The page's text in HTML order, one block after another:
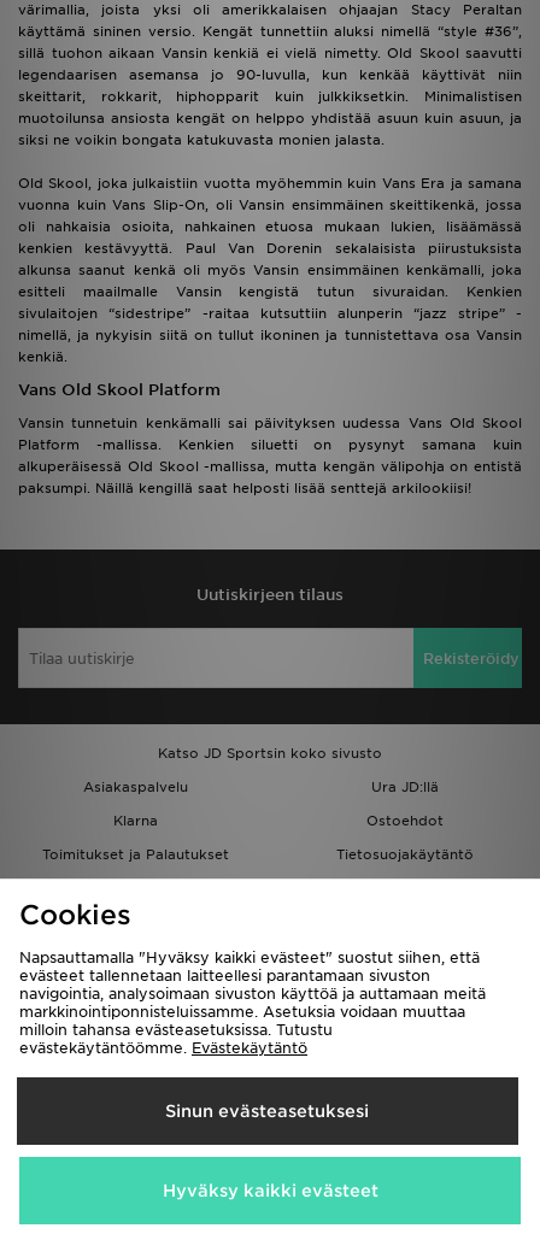
värimallia, joista yksi oli amerikkalaisen ohjaajan Stacy Peraltan
käyttämä sininen versio. Kengät tunnettiin aluksi nimellä “style #36”,
sillä tuohon aikaan Vansin kenkiä ei vielä nimetty. Old Skool saavutti
legendaarisen asemansa jo 90-luvulla, kun kenkää käyttivät niin
skeittarit, rokkarit, hiphopparit kuin julkkiksetkin. Minimalistisen
muotoilunsa ansiosta kengät on helppo yhdistää asuun kuin asuun, ja
siksi ne voikin bongata katukuvasta monien jalasta.
Old Skool, joka julkaistiin vuotta myöhemmin kuin Vans Era ja samana
vuonna kuinVans Slip-On, oli Vansin ensimmäinen skeittikenkä, jossa
oli nahkaisia osioita, nahkainen etuosa mukaan lukien, lisäämässä
kenkien kestävyyttä. Paul Van Dorenin sekalaisista piirustuksista
alkunsa saanut kenkä oli myös Vansin ensimmäinen kenkämalli, joka
esitteli maailmalle Vansin kengistä tutun sivuraidan. Kenkien
sivulaitojen “sidestripe” -raitaa kutsuttiin alunperin “jazz stripe” -
nimellä, ja nykyisin siitä on tullut ikoninen ja tunnistettava osa Vansin
kenkiä.
Vans Old Skool Platform
Vansin tunnetuin kenkämalli sai päivityksen uudessa Vans Old Skool
Platform -mallissa. Kenkien siluetti on pysynyt samana kuin
alkuperäisessä Old Skool -mallissa, mutta kengän välipohja on entistä
paksumpi. Näillä kengillä saat helposti lisää senttejä arkilookiisi!
Uutiskirjeen tilaus
Rekisteröidy
Katso JD Sportsin koko sivusto
Asiakaspalvelu
Ura JD:llä
Klarna
Ostoehdot
Toimitukset ja Palautukset
Tietosuojakäytäntö
Löydä myymälä
Kumppanuusohjelma
JD Blog
Toimitetaan
Suomi
Me hyväksymme seuraavat maksutavat
Cookies
Napsauttamalla "Hyväksy kaikki evästeet" suostut siihen, että
evästeet tallennetaan laitteellesi parantamaan sivuston
navigointia, analysoimaan sivuston käyttöä ja auttamaan meitä
markkinointiponnisteluissamme. Asetuksia voidaan muuttaa
milloin tahansa evästeasetuksissa. Tutustu
evästekäytäntöömme. Evästekäytäntö
Sinun evästeasetuksesi
Hyväksy kaikki evästeet